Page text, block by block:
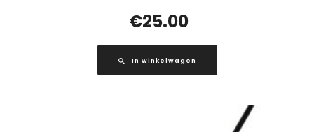
€25.00
In winkelwagen